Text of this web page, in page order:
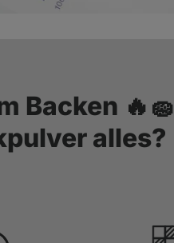
Backen 🔥🧽
alles?